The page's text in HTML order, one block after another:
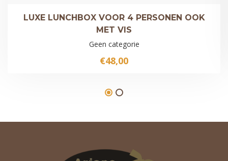
LUXE LUNCHBOX VOOR 4 PERSONEN OOK
MET VIS
Geen categorie
€48,00